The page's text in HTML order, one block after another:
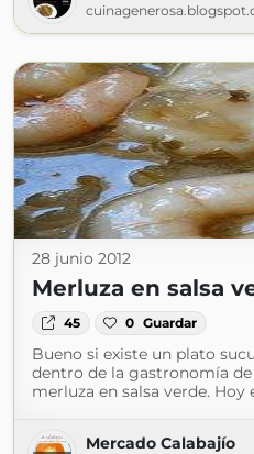
28 junio 2012
Merluza en salsa
45 0 Guardar
Bueno si existe un plato
dentro de la gastronomía de
merluza en salsa verde. Hoy
Mercado Calabajío